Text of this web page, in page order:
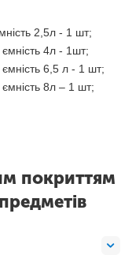
2,5л - 1 шт;
4л - 1шт;
6,5 л - 1 шт;
8л – 1 шт;
покриттям